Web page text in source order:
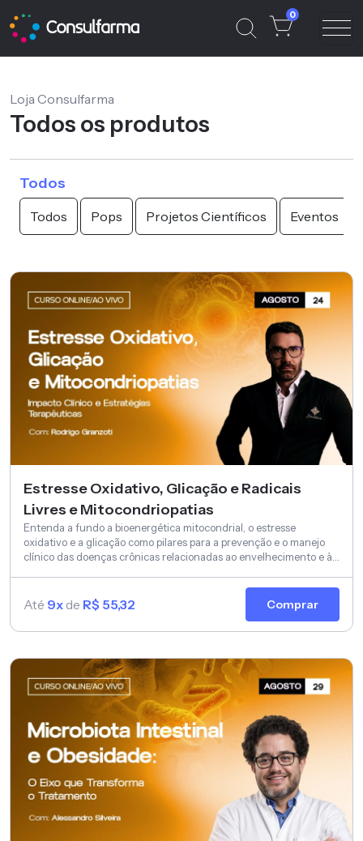
0
Loja Consulfarma
Todos os produtos
Todos
Todos Pops Projetos Científicos Eventos
Estresse Oxidativo, Glicação e Radicais
Livres e Mitocondriopatias
Entenda a fundo a bioenergética mitocondrial, o estresse
oxidativo e a glicação como pilares para a prevenção e o manejo
clínico das doenças crônicas relacionadas ao envelhecimento e à
Até 9x de R$ 55,32 Comprar